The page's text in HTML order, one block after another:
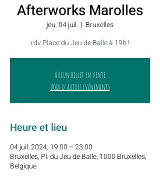
Afterworks Marolles
jeu. 04 juil.
  |
Bruxelles
rdv Place du Jeu de Balle à 19h !
Aucun billet en vente
Voir d'autres événements
Heure et lieu
04 juil. 2024, 19:00 – 23:00
Bruxelles, Pl. du Jeu de Balle, 1000 Bruxelles,
Belgique